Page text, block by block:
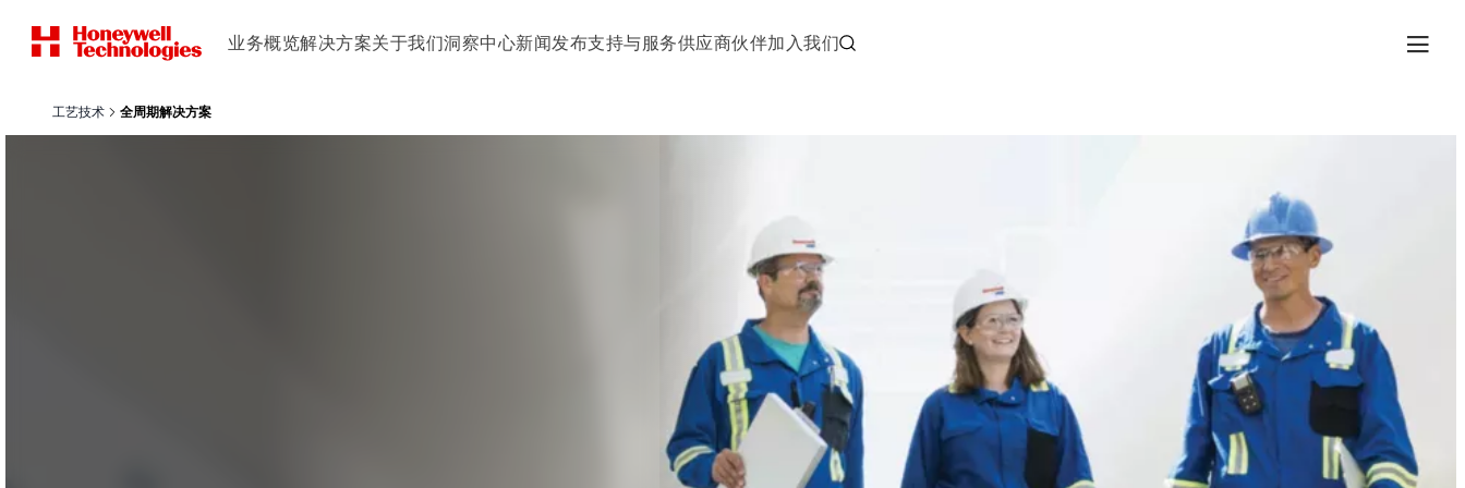
业务概览解决方案关于我们洞察中心新闻发布支持与服务供应商伙伴加入我们
工艺技术 全周期解决方案